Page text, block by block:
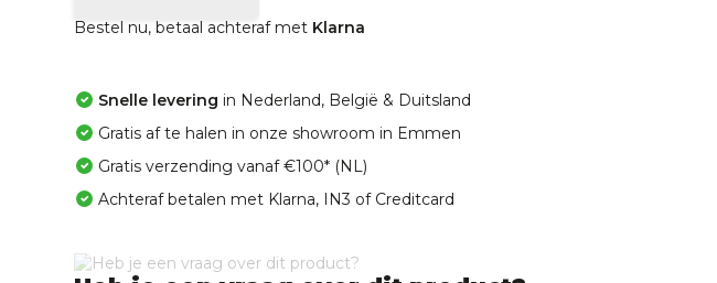
Bestel nu, betaal achteraf met Klarna
Snelle levering in Nederland, België & Duitsland
Gratis af te halen in onze showroom in Emmen
Gratis verzending vanaf €100* (NL)
Achteraf betalen met Klarna, IN3 of Creditcard